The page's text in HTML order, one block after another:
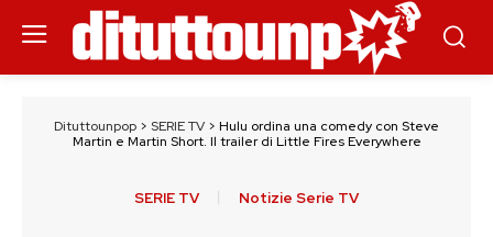
Dituttounpop > SERIE TV > Hulu ordina una comedy con Steve
Martin e Martin Short. Il trailer di Little Fires Everywhere
SERIE TV Notizie Serie TV